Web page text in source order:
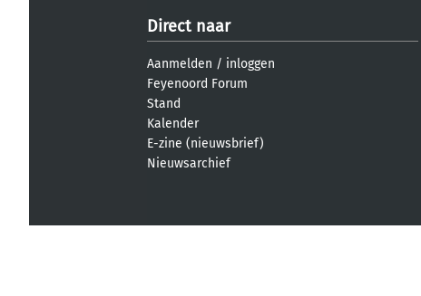
Direct naar
Aanmelden / inloggen
Feyenoord Forum
Stand
Kalender
E-zine (nieuwsbrief)
Nieuwsarchief